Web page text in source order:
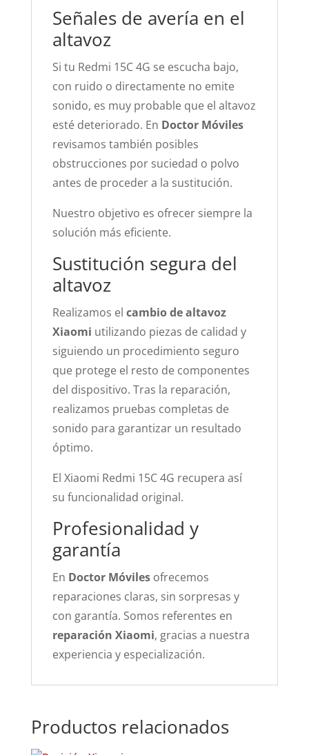
Señales de avería en el
altavoz
Si tu Redmi 15C 4G se escucha bajo,
con ruido o directamente no emite
sonido, es muy probable que el altavoz
esté deteriorado. En Doctor Móviles
revisamos también posibles
obstrucciones por suciedad o polvo
antes de proceder a la sustitución.
Nuestro objetivo es ofrecer siempre la
solución más eficiente.
Sustitución segura del
altavoz
Realizamos el cambio de altavoz
Xiaomi utilizando piezas de calidad y
siguiendo un procedimiento seguro
que protege el resto de componentes
del dispositivo. Tras la reparación,
realizamos pruebas completas de
sonido para garantizar un resultado
óptimo.
El Xiaomi Redmi 15C 4G recupera así
su funcionalidad original.
Profesionalidad y
garantía
En Doctor Móvilesofrecemos
reparaciones claras, sin sorpresas y
con garantía. Somos referentes en
reparación Xiaomi, gracias a nuestra
experiencia y especialización.
Productos relacionados